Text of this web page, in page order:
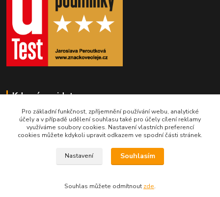
Kde nás najdete
Obchodní 25
434 01 Most
Pro základní funkčnost, zpříjemnění používání webu, analytické
účely a v případě udělení souhlasu také pro účely cílení reklamy
využíváme soubory cookies. Nastavení vlastních preferencí
cookies můžete kdykoli upravit odkazem ve spodní části stránek.
Nastavení Souhlasím
Souhlas můžete odmítnout zde.